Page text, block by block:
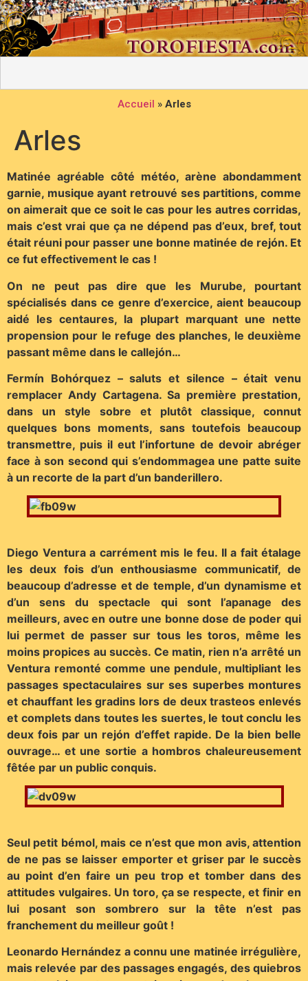
Accueil » Arles
Arles
Matinée agréable côté météo, arène abondamment
garnie, musique ayant retrouvé ses partitions, comme
on aimerait que ce soit le cas pour les autres corridas,
mais c’est vrai que ça ne dépend pas d’eux, bref, tout
était réuni pour passer une bonne matinée de rejón. Et
ce fut effectivement le cas !
On ne peut pas dire que les Murube, pourtant
spécialisés dans ce genre d’exercice, aient beaucoup
aidé les centaures, la plupart marquant une nette
propension pour le refuge des planches, le deuxième
passant même dans le callejón…
Fermín Bohórquez – saluts et silence – était venu
remplacer Andy Cartagena. Sa première prestation,
dans un style sobre et plutôt classique, connut
quelques bons moments, sans toutefois beaucoup
transmettre, puis il eut l’infortune de devoir abréger
face à son second qui s’endommagea une patte suite
à un recorte de la part d’un banderillero.
Diego Ventura a carrément mis le feu. Il a fait étalage
les deux fois d’un enthousiasme communicatif, de
beaucoup d’adresse et de temple, d’un dynamisme et
d’un sens du spectacle qui sont l’apanage des
meilleurs, avec en outre une bonne dose de poder qui
lui permet de passer sur tous les toros, même les
moins propices au succès. Ce matin, rien n’a arrêté un
Ventura remonté comme une pendule, multipliant les
passages spectaculaires sur ses superbes montures
et chauffant les gradins lors de deux trasteos enlevés
et complets dans toutes les suertes, le tout conclu les
deux fois par un rejón d’effet rapide. De la bien belle
ouvrage… et une sortie a hombros chaleureusement
fêtée par un public conquis.
Seul petit bémol, mais ce n’est que mon avis, attention
de ne pas se laisser emporter et griser par le succès
au point d’en faire un peu trop et tomber dans des
attitudes vulgaires. Un toro, ça se respecte, et finir en
lui posant son sombrero sur la tête n’est pas
franchement du meilleur goût !
Leonardo Hernández a connu une matinée irrégulière,
mais relevée par des passages engagés, des quiebros